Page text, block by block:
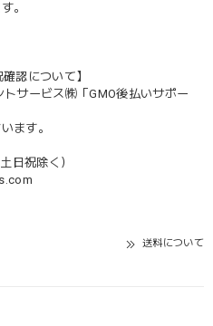
。
認について】
サービス㈱「GMO後払いサポー
ます。
日祝除く）
送料について